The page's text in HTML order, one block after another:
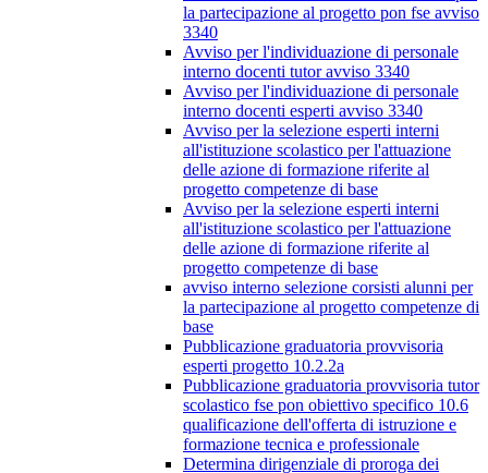
la partecipazione al progetto pon fse avviso
3340
Avviso per l'individuazione di personale
interno docenti tutor avviso 3340
Avviso per l'individuazione di personale
interno docenti esperti avviso 3340
Avviso per la selezione esperti interni
all'istituzione scolastico per l'attuazione
delle azione di formazione riferite al
progetto competenze di base
Avviso per la selezione esperti interni
all'istituzione scolastico per l'attuazione
delle azione di formazione riferite al
progetto competenze di base
avviso interno selezione corsisti alunni per
la partecipazione al progetto competenze di
base
Pubblicazione graduatoria provvisoria
esperti progetto 10.2.2a
Pubblicazione graduatoria provvisoria tutor
scolastico fse pon obiettivo specifico 10.6
qualificazione dell'offerta di istruzione e
formazione tecnica e professionale
Determina dirigenziale di proroga dei